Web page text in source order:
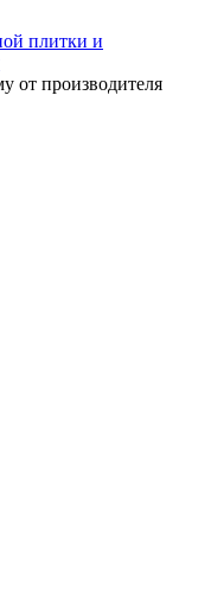
от производителя